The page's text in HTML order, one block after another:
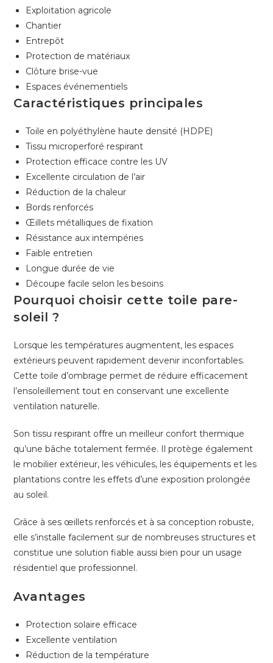
Exploitation agricole
Chantier
Entrepôt
Protection de matériaux
Clôture brise-vue
Espaces événementiels
Caractéristiques principales
Toile en polyéthylène haute densité (HDPE)
Tissu microperforé respirant
Protection efficace contre les UV
Excellente circulation de l’air
Réduction de la chaleur
Bords renforcés
Œillets métalliques de fixation
Résistance aux intempéries
Faible entretien
Longue durée de vie
Découpe facile selon les besoins
Pourquoi choisir cette toile pare-
soleil ?
Lorsque les températures augmentent, les espaces
extérieurs peuvent rapidement devenir inconfortables.
Cette toile d’ombrage permet de réduire efficacement
l’ensoleillement tout en conservant une excellente
ventilation naturelle.
Son tissu respirant offre un meilleur confort thermique
qu’une bâche totalement fermée. Il protège également
le mobilier extérieur, les véhicules, les équipements et les
plantations contre les effets d’une exposition prolongée
au soleil.
Grâce à ses œillets renforcés et à sa conception robuste,
elle s’installe facilement sur de nombreuses structures et
constitue une solution fiable aussi bien pour un usage
résidentiel que professionnel.
Avantages
Protection solaire efficace
Excellente ventilation
Réduction de la température